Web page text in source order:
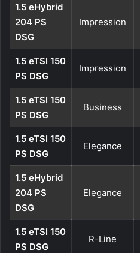
1.5 eHybrid
204 PS
DSG
Impression
1.5 eTSI 150
PS DSG
Impression
1.5 eTSI 150
PS DSG
Business
1.5 eTSI 150
PS DSG
Elegance
1.5 eHybrid
204 PS
DSG
Elegance
1.5 eTSI 150
PS DSG
R-Line